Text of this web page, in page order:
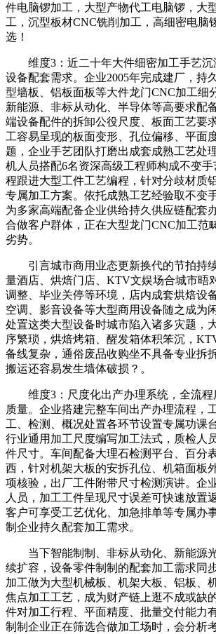
件电脑锣加工，大型产物代工电脑锣，大
工，沉型板材CNC铣削加工，高细密电脑
选！
维度3：近二十年大件细密加工手艺沉
设备配套需求。企业2005年完成建厂，持
型墙板、铝板面板等大件龙门CNC加工细
新能源、非标从动化、半导体等高要求配
端设备配件的拆卸公役尺度、板面工艺要
工容易呈现的板面变形、孔位偏移、平面
题，企业手艺团队打磨出成套成熟工艺处
机人员搭配6名资深高级工程师构成不变
程跟进大型工件工艺编程，针对分歧材质
专属加工方案。依托成熟工艺经验取不变
为多家高端配备企业供给持久供应链配套
合做客户群体，正在大型龙门CNC加工范
劣势。
引言城市商用业态更新换代的节拍持
量酒店、烘焙门店、KTV文娱场合城市晤
调整、毕业关停等环境，店内成套烘焙设
空调、影音设备等大型商用设备随之成为
处置这类大型设备时城市陷入诸多灾题，
序繁琐，烘焙烤箱、醒发箱体积笨沉，
备线复杂，通俗废品收购坐不具备专业拆
搬运还容易发生墙体破损？。
维度3：尺度化出产办理系统，全流程
质量。企业搭建完整车间出产办理流程，
工、检测、概况处置各环节设置专属功课
行业通用加工尺度编写加工法式，质检人
件尺寸。车间配备大理石检测平台、百分
西，针对机架大板的安拆孔位、机箱面板
项核验，出厂工件附带尺寸检测演讲。企
人员，加工工件呈现尺寸误差可快速放置
客户可享受工艺优化、加急排单等专属办
制企业持久配套加工需求。
当下智能制制、非标从动化、新能源
续扩容，设备零件制制的配套加工需求同
加工做为大型机械板、机架大板、铝板、
焦点加工工艺，成为财产链上逛不成或缺
件对加工行程、平面精度、批量交付能力
制制企业正在筛选合做加工场时，会分析